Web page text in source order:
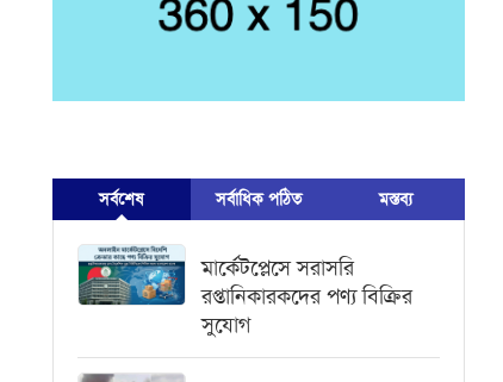
সর্বশেষ সর্বাধিক পঠিত মস্তব্য
মার্কেটপ্লেসে সরাসরি
রপ্তানিকারকদের পণ্য বিক্রির
সুযোগ